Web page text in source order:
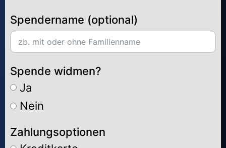
Spendername (optional)
Spende widmen?
Ja
Nein
Zahlungsoptionen